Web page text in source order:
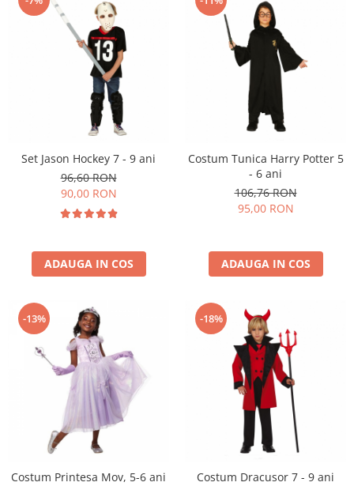
Petrecere 50 ani
Halloween
Petreceri Aniversare
Set Jason Hockey 7 - 9 ani
96,60 RON
90,00 RON
ADAUGA IN COS
Costum Tunica Harry Potter 5
- 6 ani
106,76 RON
95,00 RON
ADAUGA IN COS
-13%
Costum Printesa Mov, 5-6 ani
-18%
Costum Dracusor 7 - 9 ani